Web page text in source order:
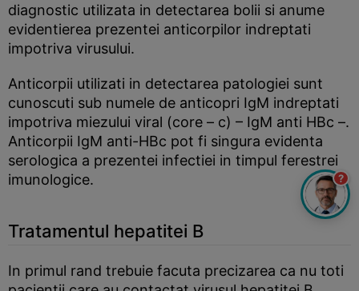
diagnostic utilizata in detectarea bolii si anume
evidentierea prezentei anticorpilor indreptati
impotriva virusului.
Anticorpii utilizati in detectarea patologiei sunt
cunoscuti sub numele de anticopri IgM indreptati
impotriva miezului viral (core – c) – IgM anti HBc –.
Anticorpii IgM anti-HBc pot fi singura evidenta
serologica a prezentei infectiei in timpul ferestrei
imunologice.
Tratamentul hepatitei B
In primul rand trebuie facuta precizarea ca nu toti
?